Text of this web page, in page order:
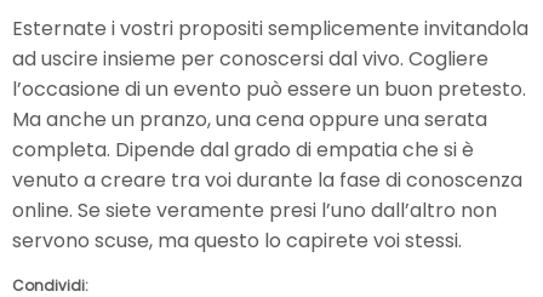
Esternate i vostri propositi semplicemente invitandola
ad uscire insieme per conoscersi dal vivo. Cogliere
l’occasione di un evento può essere un buon pretesto.
Ma anche un pranzo, una cena oppure una serata
completa. Dipende dal grado di empatia che si è
venuto a creare tra voi durante la fase di conoscenza
online. Se siete veramente presi l’uno dall’altro non
servono scuse, ma questo lo capirete voi stessi.
Condividi: